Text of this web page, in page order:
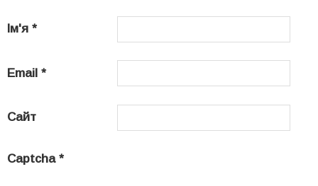
Ім'я *
Email *
Сайт
Captcha *